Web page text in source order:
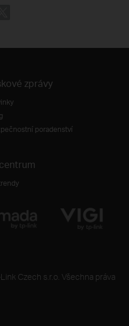
zprávy
poradenství
Czech s.r.o. Všechna práva